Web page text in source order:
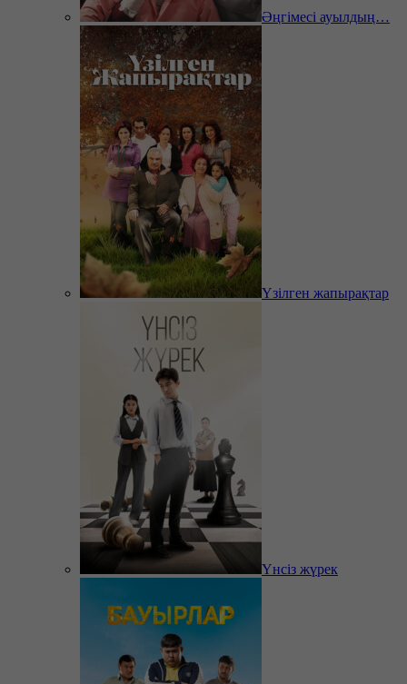
Әңгімесі ауылдың…
Үзілген жапырақтар
Үнсіз жүрек